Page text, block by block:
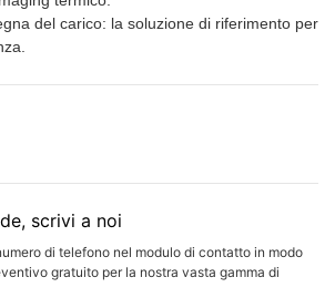
del carico: la soluzione di riferimento per
scrivi a noi
di telefono nel modulo di contatto in modo
gratuito per la nostra vasta gamma di